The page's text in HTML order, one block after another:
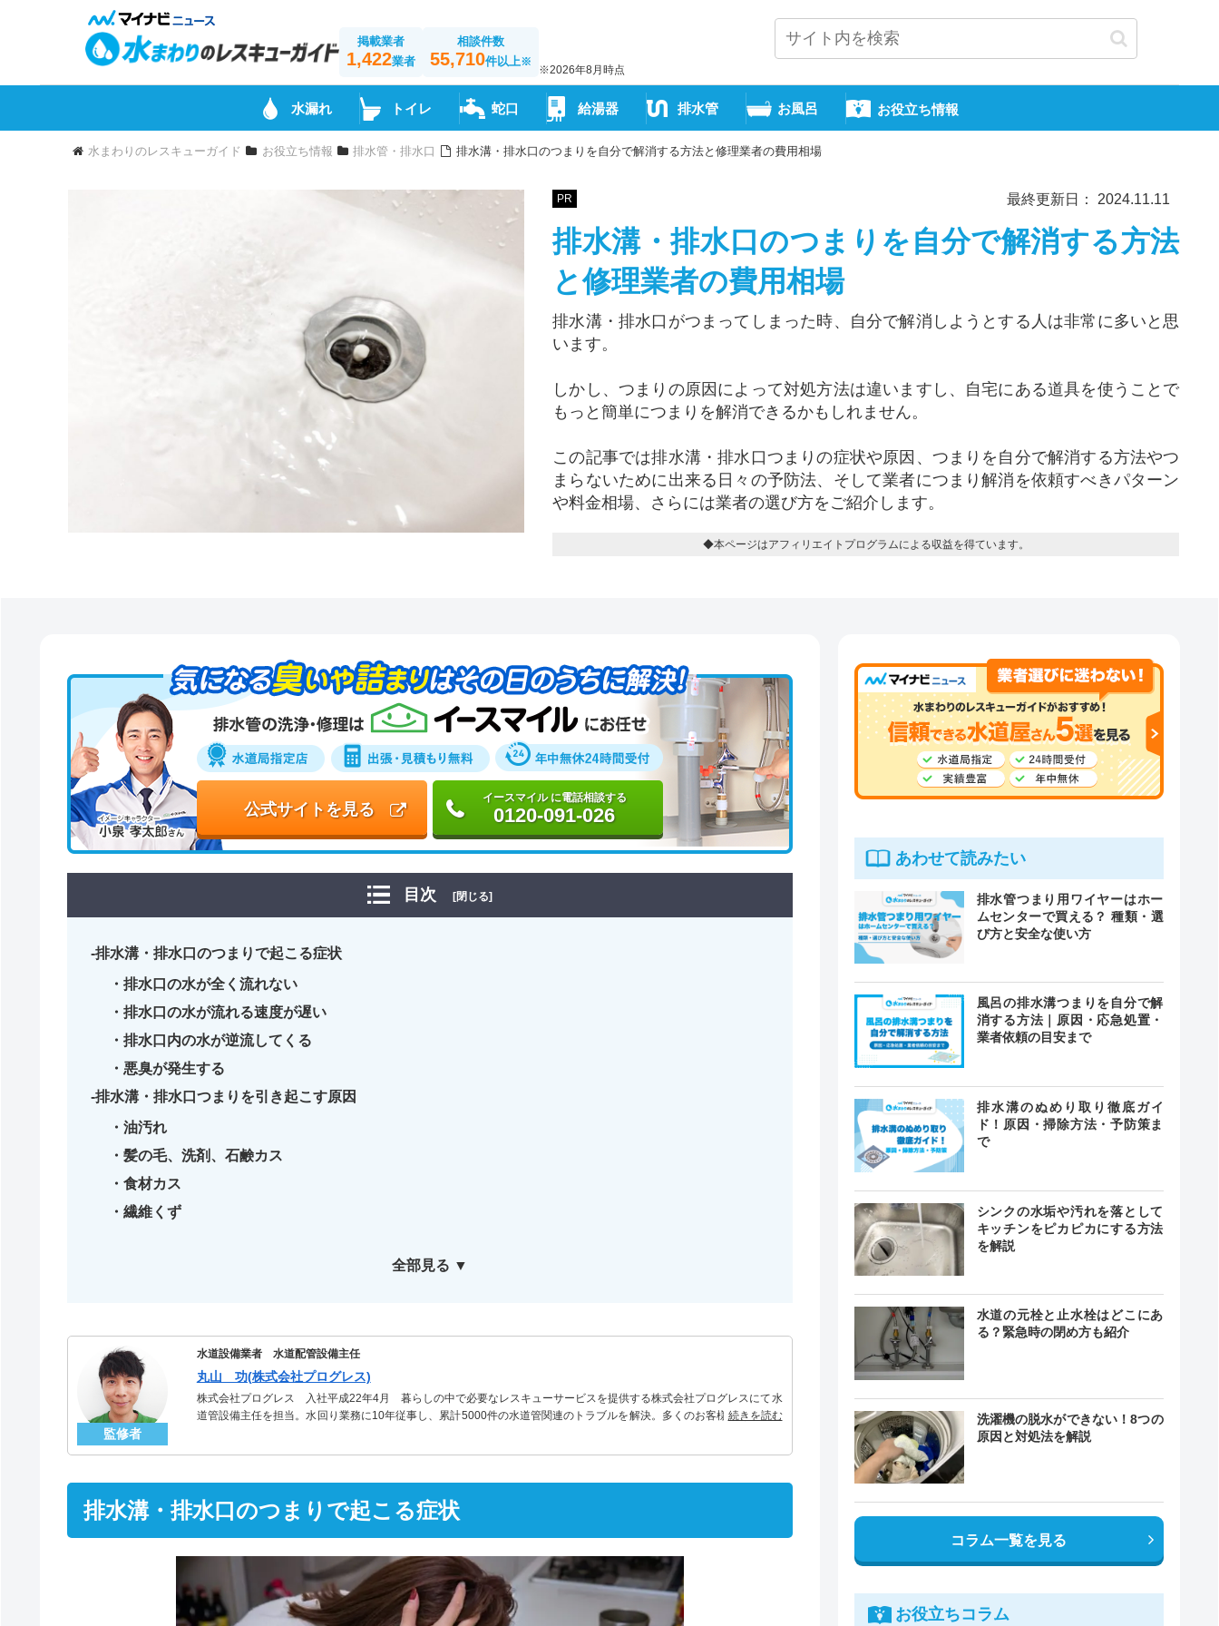
掲載業者
1,422業者
相談件数
55,710件以上※
※2026年8月時点
水漏れ トイレ 蛇口 給湯器 排水管 お風呂 お役立ち情報
水まわりのレスキューガイド お役立ち情報 排水管・排水口 排水溝・排水口のつまりを自分で解消する方法と修理業者の費用相場
PR 最終更新日： 2024.11.11
排水溝・排水口のつまりを自分で解消する方法
と修理業者の費用相場
排水溝・排水口がつまってしまった時、自分で解消しようとする人は非常に多いと思
います。
しかし、つまりの原因によって対処方法は違いますし、自宅にある道具を使うことで
もっと簡単につまりを解消できるかもしれません。
この記事では排水溝・排水口つまりの症状や原因、つまりを自分で解消する方法やつ
まらないために出来る日々の予防法、そして業者につまり解消を依頼すべきパターン
や料金相場、さらには業者の選び方をご紹介します。
◆本ページはアフィリエイトプログラムによる収益を得ています。
公式サイトを見る
イースマイル に電話相談する
0120-091-026
目次 [閉じる]
排水溝・排水口のつまりで起こる症状
排水口の水が全く流れない
排水口の水が流れる速度が遅い
排水口内の水が逆流してくる
悪臭が発生する
排水溝・排水口つまりを引き起こす原因
油汚れ
髪の毛、洗剤、石鹸カス
食材カス
繊維くず
全部見る ▼
監修者
水道設備業者 水道配管設備主任
丸山 功(株式会社プログレス)
株式会社プログレス 入社平成22年4月 暮らしの中で必要なレスキューサービスを提供する株式会社プログレスにて水
道管設備主任を担当。水回り業務に10年従事し、累計5000件の水道管関連のトラブルを解決。多くのお客様に信頼され
続きを読む
排水溝・排水口のつまりで起こる症状
あわせて読みたい
排水管つまり用ワイヤーはホー
ムセンターで買える？ 種類・選
び方と安全な使い方
風呂の排水溝つまりを自分で解
消する方法｜原因・応急処置・
業者依頼の目安まで
排水溝のぬめり取り徹底ガイ
ド！原因・掃除方法・予防策ま
で
シンクの水垢や汚れを落として
キッチンをピカピカにする方法
を解説
水道の元栓と止水栓はどこにあ
る？緊急時の閉め方も紹介
洗濯機の脱水ができない！8つの
原因と対処法を解説
コラム一覧を見る
お役立ちコラム